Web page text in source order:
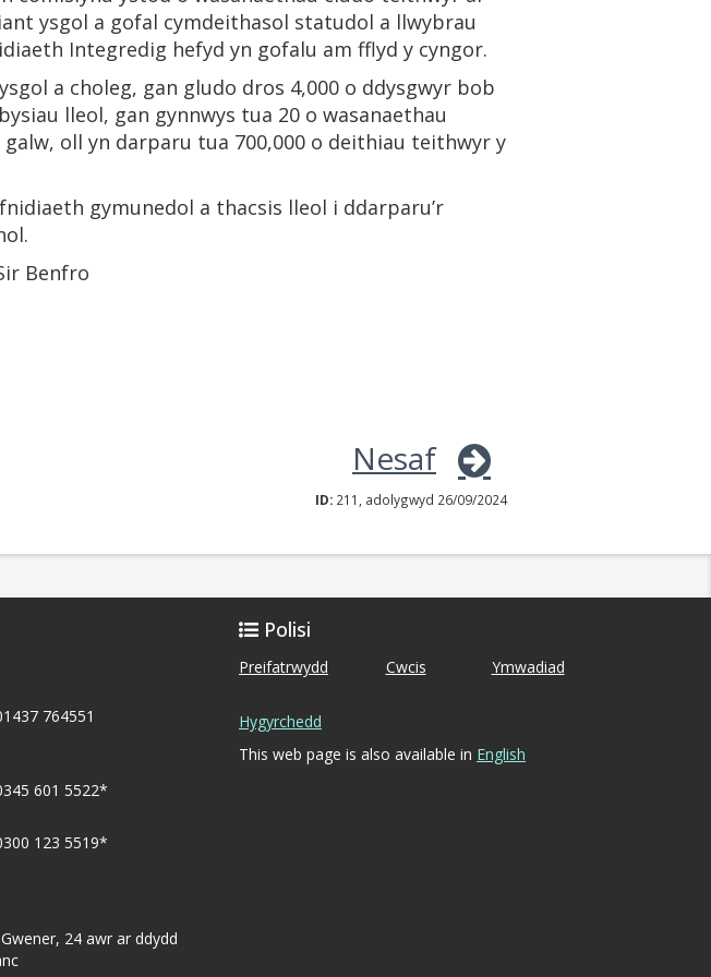
ysgol a gofal cymdeithasol statudol a llwybrau
Integredig hefyd yn gofalu am fflyd y cyngor.
a choleg, gan gludo dros 4,000 o ddysgwyr bob
lleol, gan gynnwys tua 20 o wasanaethau
oll yn darparu tua 700,000 o deithiau teithwyr y
gymunedol a thacsis lleol i ddarparu’r
Benfro
Nesaf
ID: 211, adolygwyd 26/09/2024
764551
601 5522*
123 5519*
24 awr ar ddydd
Polisi
Preifatrwydd Cwcis Ymwadiad
Hygyrchedd
This web page is also available in English